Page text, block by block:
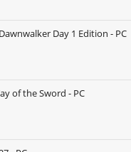
Day 1 Edition - PC
of the Sword - PC